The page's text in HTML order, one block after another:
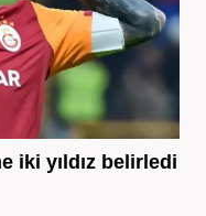
iki yıldız belirledi